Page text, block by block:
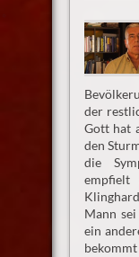
der
Gott hat
den
die
Mann
ein